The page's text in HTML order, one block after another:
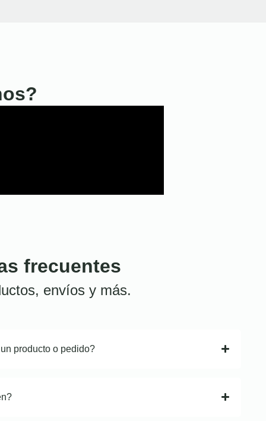
frecuentes
envíos y más.
producto o pedido?